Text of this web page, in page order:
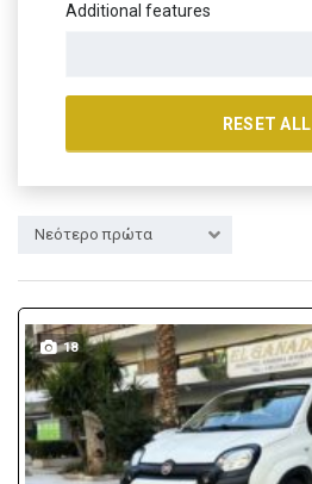
Additional features
RESET ALL
Νεότερο πρώτα
18